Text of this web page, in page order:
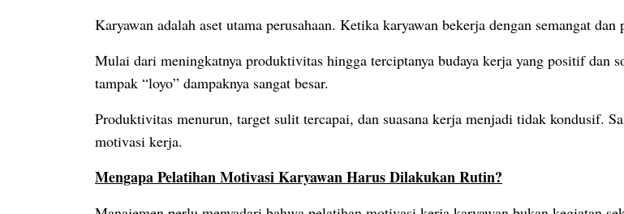
Karyawan adalah aset utama perusahaan. Ketika karyawan bekerja dengan semangat
Mulai dari meningkatnya produktivitas hingga terciptanya budaya kerja yang positif dan
tampak “loyo” dampaknya sangat besar.
Produktivitas menurun, target sulit tercapai, dan suasana kerja menjadi tidak kondusif.
motivasi kerja.
Mengapa Pelatihan Motivasi Karyawan Harus Dilakukan Rutin?